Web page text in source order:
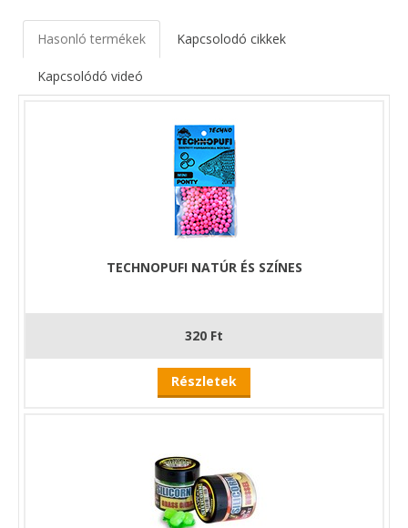
Hasonló termékek Kapcsolodó cikkek
Kapcsolódó videó
TECHNOPUFI NATÚR ÉS SZÍNES
320 Ft
Részletek